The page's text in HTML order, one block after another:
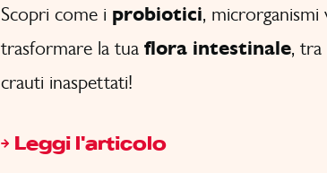
Scopri come i probiotici, microrganismi
trasformare la tua flora intestinale,
crauti inaspettati!
Leggi l'articolo